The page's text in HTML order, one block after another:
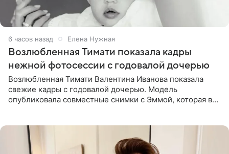
6 часов назад Елена Нужная
Возлюбленная Тимати показала кадры
нежной фотосессии с годовалой дочерью
Возлюбленная Тимати Валентина Иванова показала
свежие кадры с годовалой дочерью. Модель
опубликовала совместные снимки с Эммой, которая в